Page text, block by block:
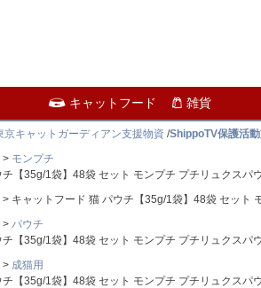
キャットフード 雑貨
京キャットガーディアン支援物資 /ShippoTV保護活
モンプチ
【35g/1袋】48袋 セット モンプチ プチリュクス
キャットフード 猫 パウチ【35g/1袋】48袋 セット
パウチ
【35g/1袋】48袋 セット モンプチ プチリュクス
成猫用
【35g/1袋】48袋 セット モンプチ プチリュクス